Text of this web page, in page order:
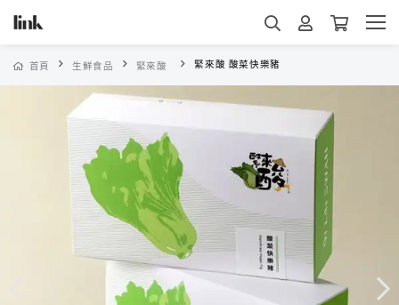
首頁 生鮮食品 緊來酸 緊來酸 酸菜快樂豬